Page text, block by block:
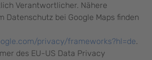
Verantwortlicher. Nähere
Datenschutz bei Google Maps finden
privacy/frameworks?hl=de.
des EU-US Data Privacy